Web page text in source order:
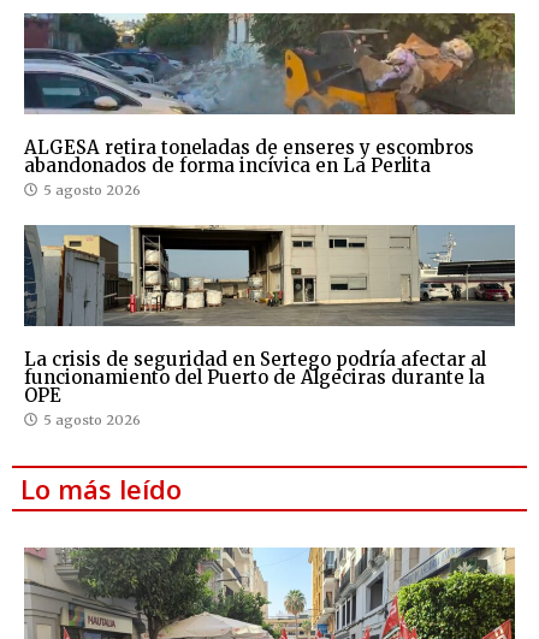
ALGESA retira toneladas de enseres y escombros
abandonados de forma incívica en La Perlita
5 agosto 2026
La crisis de seguridad en Sertego podría afectar al
funcionamiento del Puerto de Algeciras durante la
OPE
5 agosto 2026
Lo más leído